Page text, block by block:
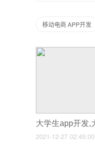
移动电商 APP开发
2021-12-27 02:45:00